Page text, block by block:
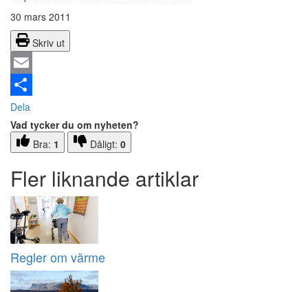
30 mars 2011
Skriv ut
Email
Dela
Vad tycker du om nyheten?
Bra: 1 Dåligt: 0
Fler liknande artiklar
Regler om värme